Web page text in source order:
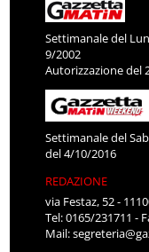
Settimanale del
9/2002
Autorizzazione del
Settimanale del
del 4/10/2016
REDAZIONE
via Festaz, 52 -
Tel: 0165/231711 -
Mail: